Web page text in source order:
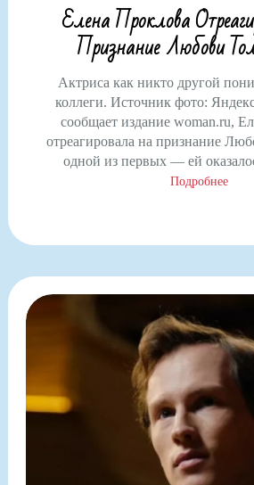
Елена Проклова
Признание Любови
Актриса как никто другой
коллеги. Источник фото:
сообщает издание woman.ru,
отреагировала на признание
одной из первых — ей
Подробнее